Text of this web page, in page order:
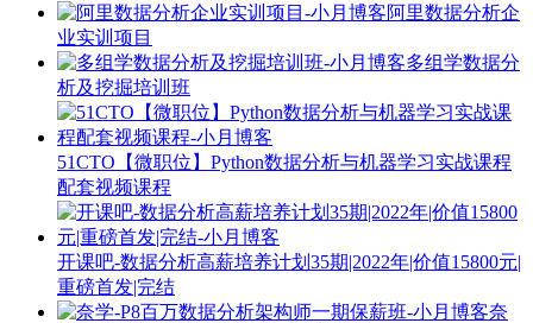
阿里数据分析企
业实训项目
多组学数据分
析及挖掘培训班
51CTO【微职位】Python数据分析与机器学习实战课程
配套视频课程
开课吧-数据分析高薪培养计划35期|2022年|价值15800元|
重磅首发|完结
奈